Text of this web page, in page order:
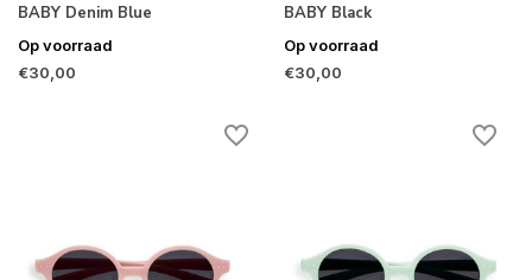
BABY Denim Blue
Op voorraad
€30,00
BABY Black
Op voorraad
€30,00